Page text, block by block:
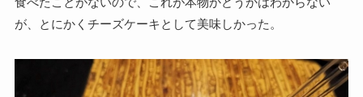
が、とにかくチーズケーキとして美味しかった。